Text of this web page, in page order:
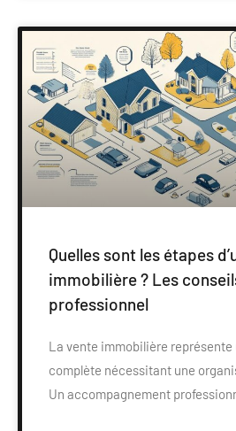
Quelles sont les étapes
immobilière ? Les
professionnel
La vente immobilière représente
complète nécessitant une
Un accompagnement